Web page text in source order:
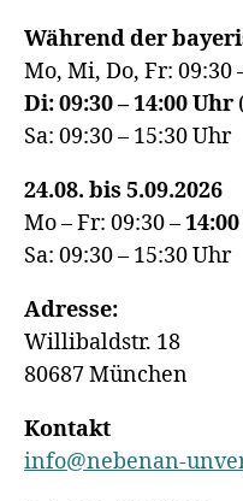
Während der
Mo, Mi, Do, Fr: 09:30
Di: 09:30 – 14:00 Uhr
Sa: 09:30 – 15:30 Uhr
24.08. bis 5.09.2026
Mo – Fr: 09:30 –14:00
Sa: 09:30 – 15:30 Uhr
Adresse:
Willibaldstr. 18
80687 München
Kontakt
info@nebenan-